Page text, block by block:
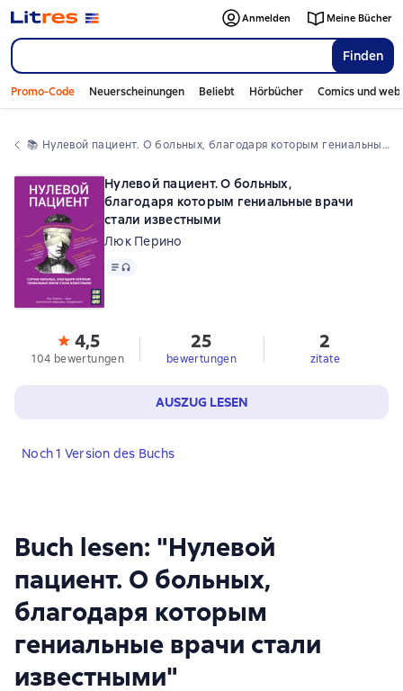
Finden
Anmelden Meine Bücher
Promo-Code Neuerscheinungen Beliebt Hörbücher Comics und
📚 Нулевой пациент. О больных, благодаря которым гениальные врачи стали известными
Buch lesen: "Нулевой
пациент. О больных,
благодаря которым
гениальные врачи стали
известными"
Нулевой пациент. О больных,
благодаря которым гениальные врачи
стали известными
Люк Перино
Text, Audioformat verfügbar
4,5
104 bewertungen
25
bewertungen
2
zitate
AUSZUG LESEN
Noch 1 Version des Buchs